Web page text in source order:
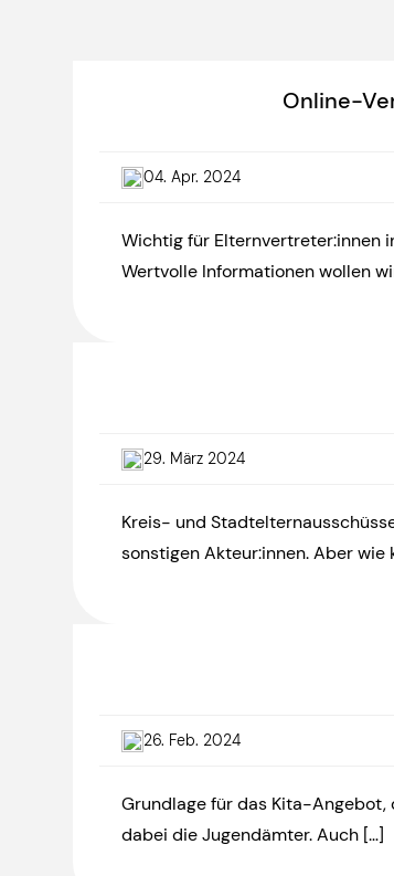
Online-
04. Apr. 2024
Wichtig für Elternvertreter:innen
Wertvolle Informationen wollen
29. März 2024
Kreis- und
sonstigen Akteur:innen. Aber
26. Feb. 2024
Grundlage für das Kita-Angebot,
dabei die Jugendämter. Auch […]